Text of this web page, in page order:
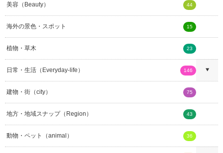
美容（Beauty） 44
海外の景色・スポット 15
植物・草木 23
日常・生活（Everyday-life） 146
建物・街（city） 75
地方・地域スナップ（Region） 43
動物・ペット（animal） 36